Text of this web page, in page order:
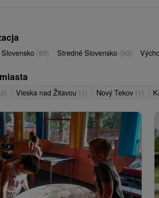
(85) Stredné Slovensko (90)
Vieska nad Žitavou (1) Nový Tekov (1)